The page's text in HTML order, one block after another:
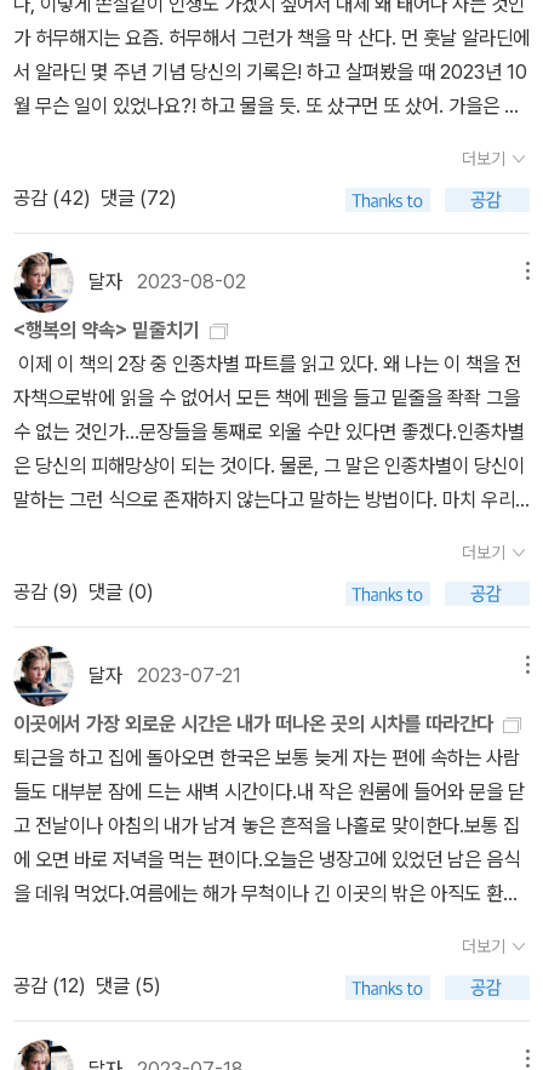
로서 혁명가가 가질 수밖에 없는 세상과 맞지 않는다는 느낌을 긍정
심리학에서 말하는 행복감, 몰입감과 대조한다. 또 어슐러 르 귄의
｢오멜라스를 떠나는 사람들｣을 가져와 다수의 행복의 약속이 소수의
고통의 국지화에 의존하는 메커니즘을 이야기하고, 그런 행복으로부
자유, 타인을 불행하게 하더라도 그 삶을 살아갈 자유를 말한다. 결론
그칠 수 있음에 대한 불안을 포함한다. 행복은 운 좋은 사람들이 자신
들의 행운을 스스로의 선과 덕, 지혜로 생각하게 만든다. 결론에서 아
메드는 행복과 윤리의 연관성을 해체하고, 행복과 행운의 밀접성을
강조하면서 필연성으로서의 행복과는 대조되는, 가능성으로서의 행
복을 이야기한다. 긍정적 감정들을 잠재성과 되기의 장소로 보는 마
수미 같은 정동 이론가들과 브라이도티의 논의 역시 행복하거나 즐거
울 수 없는 사람들에게 새로운 형태의 고통을 부과하는 ‘행복으로의
전회’와 유사한 역할을 할 수 있다고 비판한다. 아메드는 우리가 불행
을 느낄 대상이 얼마나 많은가에 대한 의식화가 혁명적 정치의식이라
고 말한다.
말 어쩜 이래?! 오랜만에 정말 제대로 쓰인 문학을 읽는 기분이었다.
오죽하면 다 읽고 나서 원서 전자책 찾아서 문장을 개처럼 훑었다...
미시즈 그레이의 “내 생각에 너는 이제 집에 가야 할 것 같아.”(p.32
여자는, 지금 나는 사랑했다는 말을 가장 넓은 의미에서 사용하고 있
는데, 나에게 자신의 자국을 남겼다. 옛 창조의 신들이 진흙을 빚어 우
리를 만들었을 때 인간의 관자놀이에 엄지 지문을 남겼다고 하는 것
처럼. 바로 그렇게 나는 내 기억의 밑면에 지울 수 없는 자국을 남긴
나의 여자들-그들 모두를 여전히 내 여자라고 생각하기 때문에-각각
의 특정한 자취를 간직하고 있다. 거리의 분주한 군중 사이에서 밀 색
깔의 머리카락으로 덮인 머리가 멀어져가는 모습, 혹은 위로 올라간
늘씬한 손이 특정한 방식으로 흔들리며 작별인사를 하는 모습이 흘끗
눈에 띄곤 한다. 호텔 로비의 맞은편에서 짧은 웃음소리 한 토막 또는
귀에 익은 따뜻한 억양으로 말하는 단어 딱 한 마디가 들리곤 한다. 이
런저런 것을 만나는 순간 그녀는 그곳에 있다. 생생하게, 덧없이. 그러
면 나의 심장은 늙은 개처럼 기어올라와 그리움에 잠겨 컹컹 짖는다.
(pp.147~148)“이런저런 것을 만나는 순간 그녀는 그곳에 있다. 생
에 잠겨 컹컹 짖는다.” 미쳤어... 정말. 하인리히 뵐, <여인과 군상>지
만지 책값 더럽게 비싼데, 가끔 이렇게 여기서만 볼 수 있는 보물 같은
작품이 있다. 그래서 외면할 수가 없어. 뵐의 이 책도 그렇고 지난해
하반기 좋았던 책으로 꼽은 크리스토프 하인 <호른의 죽음>도 그렇
다. 비싼 책값, 그 가치 이상을 하는 지만지 만의 (가끔) 특별한 책들.
국내에서는 <카타리나 블룸의 잃어버린 명예>로 더 널리 알려진 하
인리히 뵐에게 노벨문학상을 안겨준 작품이 바로 이 <여인과 군상>
이다. <카타리나...>도 좋지만 이 작품은 더욱 좋으니 뵐을 좋아하는
압도적으로 비싼 책값이 부담스럽기는 하겠구나). 자본주의, 많은 것
을 소유하고 더 많은 부를 갖는 것이, 탐욕이 당연하게 여겨지는 사회,
인간에게는 정말 그것만이 전부인가? 인간답게 산다는 어떤 것인가
잠깐이라도 브레이크를 걸어주는 작품. 아서 밀러, <다리에서 바라
을 듯. 철학 (굳이 분야를 나누자면) 말랑말랑해 보이는 제목과 외관
과는 달리 어렵고 친숙하지 않은 이야기를 하는 책이었다. 막연하게
좋은 것으로 여겨지는 '행복'이 사실은 어떤 것을 전제하고 있는지, 우
지는 않았지만 여운이 많이 남는 책이었다. 나의 소수성에 대해서도
생각하는 계기가 되었고. 페미니즘 둘 다 미국의 사례이긴 하지만, 페
미니즘이 태동하고 가장 발달한 곳이 미국이다보니 아무래도 미국 책
을 많이 읽게 된다. '백래시'는 한국에서 벌어지는 '젠더 갈등' 의 상황
을 이해해보려고 읽었고 (정희진 선생님은 한국의 상황은 백래시와는
거리가 멀다 하셨지만), '여전히 미쳐있는'은 페미니즘의 역사를 한 번
에 꿰어보게 되어 좋았다. 둘 다 두껍고 유익했다 :)백래시와 제2의
성 둘 중 좀 고민했는데, 백래시로 선택 ^^;소설 (올해 소설을 정말 몇
권 안 읽었더라...) 청소년 소설이지만 내용도 좋았고 영어로 읽기에
도 좋았다.배우는 점도 많았고...특히 You can't win if you don't p
lay. 라는 문장이 기억에 남는다. 어렵지만 흥미로운 단편들이 이어
지는 단편집. 이렇게도 쓸 수 있구나, 이렇게까지 쓸 수 있구나 하는
칠 늦었지만 2023년을 돌아보니 새삼 이런 책을 읽었었나 싶다. 그
래서 연말 결산이란 걸 하는 건가. (좀더 빨리 했으면 좋았을텐데)이
제는 2024년 계획을 해 볼 시간.
관이 대략 잘 맞다. 그렇지만 '책에 관한 책' 이라는 관점에서는 알베
르토 망겔의 책들이 더 좋았다. 책만 생각하며 빠져들어 즐겁게 읽을
수 있는 책이라서..어제 읽은 부분에는 로마 초기의 이야기가 나왔다.
검으로 시작된 로마라는 이미지와 잘 맞아서 조금 옮겨 본다.새로운
도시에는 시민이 필요했다. ... 문제는 여자가 없다는 것이었다. 이에
그들은 대규모 강간을 자행한다. 로물루스는 넵투누스 신을 기리는
루스투메리움 같은 이상한 이름의 이웃 마을 사람들이 아내와 딸들을
데리고 나타났다. ... 그러나 종교적 축제는 속임수였다. 경기가 시작
되고 사람들의 눈과 마음이 경기에 빠져들었을 때 신호가 떨어졌다.
로마인들은 가족과 함께 온 어린 소녀들을 납치했다. 티투스 리비우
스는 그 납치가 도시의 생존을 위해 필요한 조치였다고 두둔한다. ...
이 전설적이고 야만적인 집단성은 로마 결혼식의 모델이 되었고 여성
납치는 수 세기에 걸쳐 극화되었다. 이로써 신랑이 어머니의 팔을 붙
잡고 울고 저항하고 소리 지르는 신부를 강제로 떼어내는 형태의 의
았다. 수 세기 후, 로마의 적들은 이렇게 썼다. '로마인들의 집, 아내,
땅, 제국은 모두 애초부터 약탈로 훔친 것이다.'- <갈대 속의 영원> p
p. 322-323Chap. 31 The Mauryan Empire of IndiaAll of thes
e countries were weak when they were divided, and strong
when they were united.Goodness, patience, mercy, hones
ty, and friendship will bring happinness. The Hare lived hap
pily ever after, and when he died he was rewarded for his ki
ndness. (토끼가 죽어서 어떤 보상을 받았는지가 궁금하다 - The J
akata Tales)Chap. 32 China: Writing and the Qin 개정판 책에
는 윌북에서 제공되는 음원보다 더 많은 상형문자와, 한자의 구성 원
리(?)가 나와있었다. 중국의 스케일은 역시 후덜덜이다. 병마용갱은
하나도 아니고 발굴된 게 세 개 정도인데 주변에 더 있다고 한다. 진시
해 남겨둔다고... Chap. 33 Confucius Buddha: A Good, virtuo
us man could be happy, even if he were poor.Confucius: T
가 허무해지는 요즘. 허무해서 그런가 책을 막 산다. 먼 훗날 알라딘에
서 알라딘 몇 주년 기념 당신의 기록은! 하고 살펴봤을 때 2023년 10
월 무슨 일이 있었나요?! 하고 물을 듯. 또 샀구먼 또 샀어. 가을은 독
> 트레버의 장편이 나왔다. 어찌 사지 않을 수 있겠는가. 으아아, 이
가을이 가기 전에 감성 충만할 때 읽어야 해! J. M. 쿳시, <소년 시절
>, <청년 시절>, <서머타임>최근 어떤 책을 읽고 나서 쿳시 전작 읽
기를 해야겠구나! 생각했는데 그 책이 뭐더라?! 아무튼 그래서 일단
샀다. 비비언 고닉, <멀리 오래 보기- 진정한 관점을 찾기 위한 기나
긴 응시>손택 언니 이후 에세이 나오는 족족 사보게 된 언니는 또 오
랜만인데.... 손택 언니와 좀 다른 점이 있다면 손택 언니 책은 내가 고
이 모셔두는데 미안해요 고닉 언니... 당신 책은 좀 갖고 있다가는 팔
게 되더이다. 그런데 이 <멀리 오래 보기>는 갖고 있을 것 같다(라고
말하지만 장담은 못 함). 비평집이기도 하고, 페미니즘 에세이도 여럿
담겼고. 고닉의 ‘관점’을 살펴볼 수 있어 흥미로운 책. 특히 ㅋㅋㅋㅋ
ㅋㅋㅋㅋ 필립 로스랑 솔 벨로, 노먼 메일러 등 대차게 까대는 글 속
시원하고 재미있었음. 필립 로스 팬들은 주의! 크리스티앙 보뱅, <지
린 에세이라고 해서 이번에는 그냥 넘겨야지 했다(종교적인 내용 별
로 안 좋아함). 그런데 그래도 보뱅인데 좀 다르지 않을까 싶기도 하
고, 성 프란체스코의 삶은 또 남다르긴 하니까 한번 읽어보자 싶어졌
다. 아니 에르노, <카사노바 호텔>제목만 보고는 아니 언니가 또 호
텔에서 응응하는 이야기들인 줄로만 알고 있었다. 게다가 예전에 책
소개를 훑어봤더니 “에르노가 1980년대의 영수증 더미에서 P의 편
지를 발견하며 시작된다. P가 에르노에게 남긴 유일한 물건인 정액으
로 얼룩진 편지는”이란 구절에서 에에, 또또 이 언니 시작이네 그만
고 구매(해서 읽었고, 100자평 남김). 레이첼 모랜, <페이드 포- 성매
매를 지나온 나의 여정>읽는 내내 고통스러울 것 같아서 차라리 외면
했던 책. 이제는 읽을 수 있을 것 같아서 급박하게 구매해서 급박하게
읽었다. 400여 쪽이 쭉쭉 읽힌다. 이토록 명민한 여성이 10대 시절
더보기
공감 (42) 댓글 (72)
달자 2023-08-02
<행복의 약속> 밑줄치기
이제 이 책의 2장 중 인종차별 파트를 읽고 있다. 왜 나는 이 책을 전
자책으로밖에 읽을 수 없어서 모든 책에 펜을 들고 밑줄을 좍좍 그을
수 없는 것인가...문장들을 통째로 외울 수만 있다면 좋겠다.인종차별
은 당신의 피해망상이 되는 것이다. 물론, 그 말은 인종차별이 당신이
말하는 그런 식으로 존재하지 않는다고 말하는 방법이다. 마치 우리
처럼, 마치 어떤 장소에 가지 못하는 책임을 인종차별주의에 덮어씌
우기라도 하려는 것처럼 말하는 것이다.그러내 내가 더 생각해 보고
싶은 것은 피해망상과, 나쁜 느낌을 가질 만한 타당한 이유들이다. 아
마도 문제는 이 피해망상에 합리적 근거가 있음을 내가 알고 있음에
도 불구하고 내 스스로가 정말 피해망상인 듯한 느낌이 든다는 것이
다. 나는 분명 벌어지고 있고 또 벌어질 수 있는 일들에 대해 일종의
피해망상적 불안을 느낀다.x라는 일이 일어날 때, 그것이 인종차별의
문제인지, 인종차별의 결과인지 나는 결코 확신하지 못하기 때문에, x
는 인종차별에 관한 것일 가능성이 있는 것, 당신이 몸담고 있는 세게
에 당신이 어떤 방식으로 몸담고 있는지를 설명해 주는 것으로 경험
된다. 인종차별은 피해망상을 만든다. 그것이 바로 인종차별이 하는
일이다.백인성은 피해망상 판타지에 의해서, 그리고 피해망상 판타지
의 효과에 의해서 재생산되고 그것이 우리를 피해망상적으로 만든다.
을 외칠 때 아픈 것은 우리다.
더보기
공감 (9) 댓글 (0)
달자 2023-07-21
이곳에서 가장 외로운 시간은 내가 떠나온 곳의 시차를 따라간다
퇴근을 하고 집에 돌아오면 한국은 보통 늦게 자는 편에 속하는 사람
들도 대부분 잠에 드는 새벽 시간이다.내 작은 원룸에 들어와 문을 닫
고 전날이나 아침의 내가 남겨 놓은 흔적을 나홀로 맞이한다.보통 집
에 오면 바로 저녁을 먹는 편이다.오늘은 냉장고에 있었던 남은 음식
을 데워 먹었다.여름에는 해가 무척이나 긴 이곳의 밖은 아직도 환한
면 유튜브에서 남산타워 실시간 라이브 영상과 실시간 서울 한강 라
이브캠을 켜고 지금 이미 미래에 있는 서울을 바라본다.남산 타워 영
상은 그때그때 카메라가 달라지는데, 남산타워 전망대에서 바라보는
방향을 비춰줄 때도 있고, 남산타워 팔각정 쪽을 비쳐줄 때도 있고 남
더보기
공감 (12) 댓글 (5)